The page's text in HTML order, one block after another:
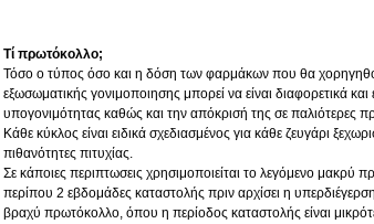
Τί πρωτόκολλο;
Τόσο ο τύπος όσο και η δόση των φαρμάκων που θα
εξωσωματικής γονιμοποιησης μπορεί να είναι διαφορετικά και
υπογονιμότητας καθώς και την απόκρισή της σε παλιότερες
Κάθε κύκλος είναι ειδικά σχεδιασμένος για κάθε ζευγάρι
πιθανότητες πιτυχίας.
Σε κάποιες περιπτωσεις χρησιμοποιείται το λεγόμενο μακρύ
περίπου 2 εβδομάδες καταστολής πριν αρχίσει η
βραχύ πρωτόκολλο, όπου η περίοδος καταστολής είναι